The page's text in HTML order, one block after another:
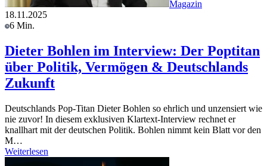
Magazin
18.11.2025
6 Min.
Dieter Bohlen im Interview: Der Poptitan
über Politik, Vermögen & Deutschlands
Zukunft
Deutschlands Pop-Titan Dieter Bohlen so ehrlich und unzensiert wie
nie zuvor! In diesem exklusiven Klartext-Interview rechnet er
knallhart mit der deutschen Politik. Bohlen nimmt kein Blatt vor den
M…
Weiterlesen